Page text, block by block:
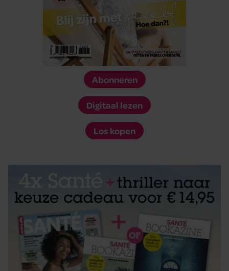
Abonneren
Digitaal lezen
Los kopen